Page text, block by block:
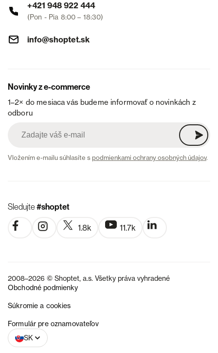
+421 948 922 444
(Pon - Pia 8:00 – 18:30)
info@shoptet.sk
Novinky z e-commerce
1–2× do mesiaca vás budeme informovať o novinkách z
odboru
Vložením e-mailu súhlasíte spodmienkami ochrany osobných údajov.
Sledujte#shoptet
1.8k 11.7k
2008–2026 © Shoptet, a.s. Všetky práva vyhradené
Obchodné podmienky
Súkromie a cookies
Formulár pre oznamovateľov
SK